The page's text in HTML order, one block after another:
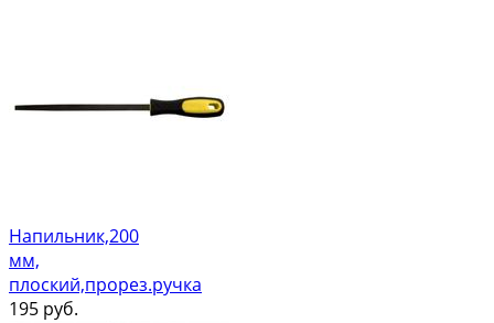
Напильник,200
мм,
плоский,прорез.ручка
195 руб.